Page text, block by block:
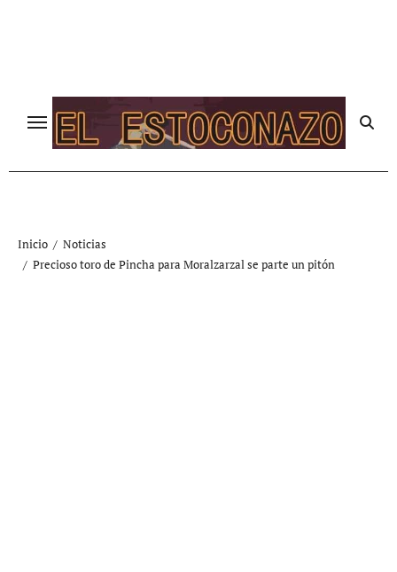
Inicio
Noticias
Precioso toro de Pincha para Moralzarzal se parte un pitón